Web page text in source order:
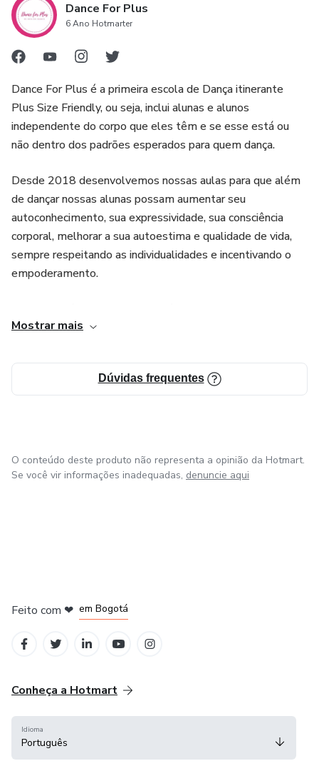
Dance For Plus
6 Ano Hotmarter
Dance For Plus é a primeira escola de Dança itinerante
Plus Size Friendly, ou seja, inclui alunas e alunos
independente do corpo que eles têm e se esse está ou
não dentro dos padrões esperados para quem dança.
Desde 2018 desenvolvemos nossas aulas para que além
de dançar nossas alunas possam aumentar seu
autoconhecimento, sua expressividade, sua consciência
corporal, melhorar a sua autoestima e qualidade de vida,
sempre respeitando as individualidades e incentivando o
empoderamento.
Licenciatura em Dança pela UNICAMP (Universidade
modelo Plus Size. Com anos de experiência na área da
Dança e no ensino da Dança, também é formada em
Mostrar mais
Dúvidas frequentes
O conteúdo deste produto não representa a opinião da Hotmart.
Se você vir informações inadequadas, denuncie aqui
Feito com ❤ em Bogotá
Conheça a Hotmart
Idioma
Português